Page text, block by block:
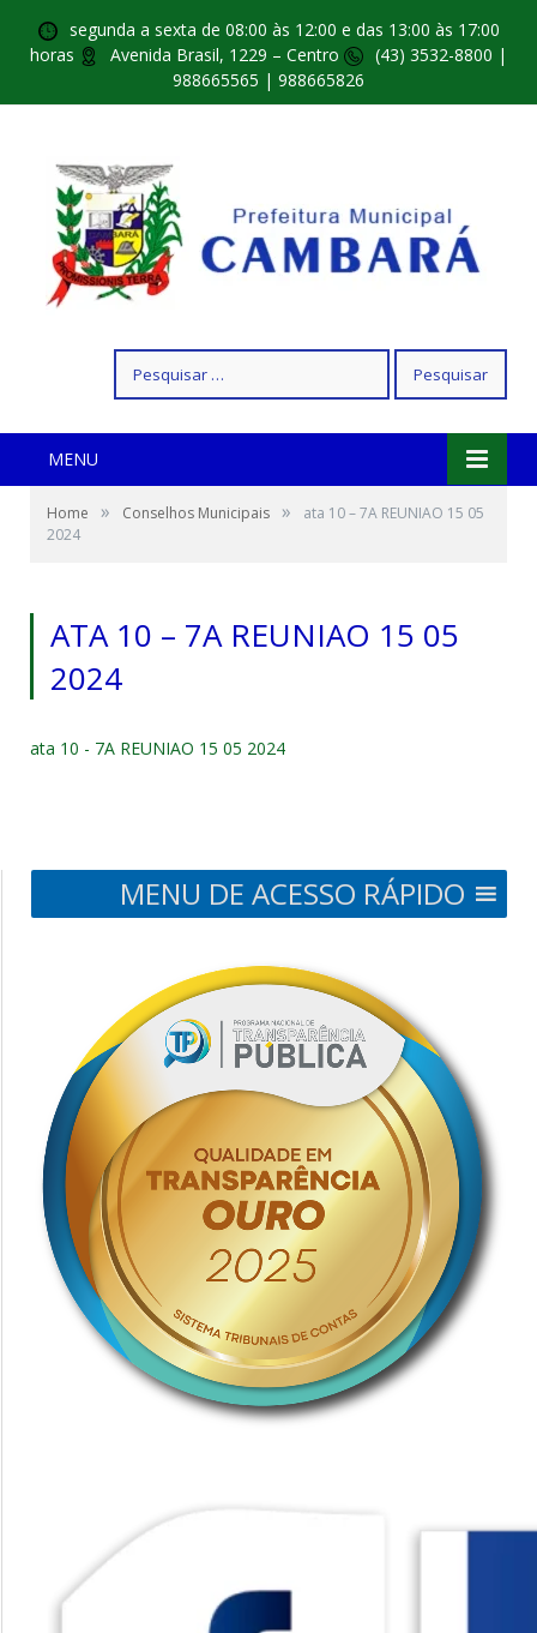
segunda a sexta de 08:00 às 12:00 e das 13:00 às 17:00
horas
Avenida Brasil, 1229 – Centro
(43) 3532-8800 |
988665565 | 988665826
por:
MENU
Home » Conselhos Municipais »
ata 10 – 7A REUNIAO 15 05
2024
ATA 10 – 7A REUNIAO 15 05
2024
ata 10 - 7A REUNIAO 15 05 2024
MENU DE ACESSO RÁPIDO